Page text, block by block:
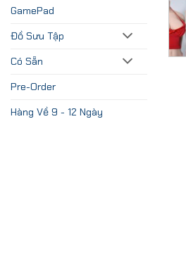
GamePad
Đồ Sưu Tập
Có Sẵn
Pre-Order
Hàng Về 9 - 12 Ngày